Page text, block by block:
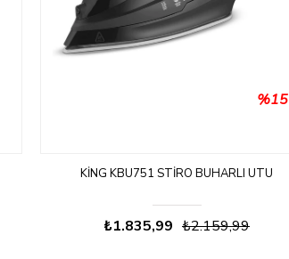
KING KBU751 STIRO BUHARLI ÜTÜ
₺1.835,99 ₺2.159,99
%15